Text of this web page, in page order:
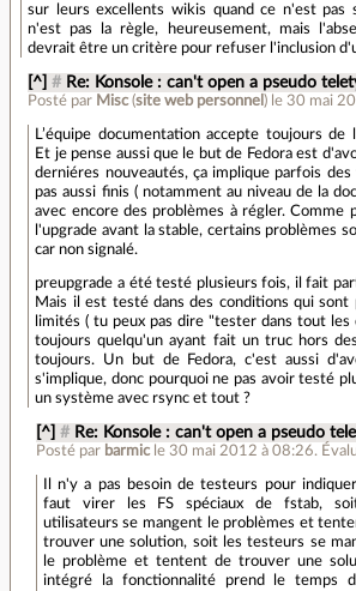
sur leurs excellents wikis quand ce n'est pas
n'est pas la règle, heureusement, mais
devrait être un critère pour refuser l'inclusion
[^] # Re: Konsole : can't open a pseudo
Posté par Misc(site web personnel ) le 30 mai
L’équipe documentation accepte toujours de
Et je pense aussi que le but de Fedora est
derniéres nouveautés, ça implique parfois des
pas aussi finis ( notamment au niveau de la
avec encore des problèmes à régler. Comme
l'upgrade avant la stable, certains problèmes
car non signalé.
preupgrade a été testé plusieurs fois, il fait
Mais il est testé dans des conditions qui
limités ( tu peux pas dire "tester dans tout les
toujours quelqu'un ayant fait un truc hors
toujours. Un but de Fedora, c'est aussi
s'implique, donc pourquoi ne pas avoir testé
un système avec rsync et tout ?
[^] # Re: Konsole : can't open a pseudo
Posté par barmic le 30 mai 2012 à 08:26.
Il n'y a pas besoin de testeurs pour
faut virer les FS spéciaux de fstab,
utilisateurs se mangent le problèmes et
trouver une solution, soit les testeurs se
le problème et tentent de trouver une
intégré la fonctionnalité prend le temps